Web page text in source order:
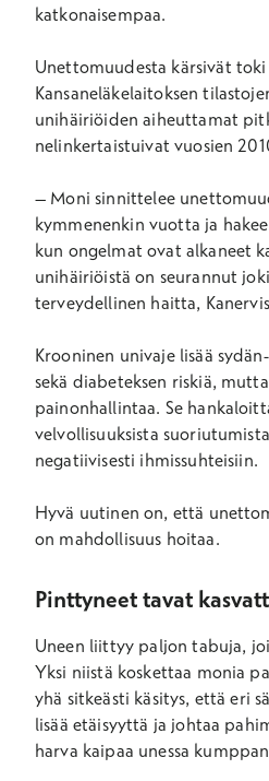
katkonaisempaa.
Unettomuudesta kärsivät
Kansaneläkelaitoksen
unihäiriöiden aiheuttamat
nelinkertaistuivat vuosien
– Moni sinnittelee
kymmenenkin vuotta ja
kun ongelmat ovat alkaneet
unihäiriöistä on seurannut
terveydellinen haitta,
Krooninen univaje lisää
sekä diabeteksen riskiä,
painonhallintaa. Se
velvollisuuksista
negatiivisesti ihmissuhteisiin.
Hyvä uutinen on, että
on mahdollisuus hoitaa.
Pinttyneet tavat
Uneen liittyy paljon tabuja,
Yksi niistä koskettaa monia
yhä sitkeästi käsitys, että eri
lisää etäisyyttä ja johtaa
harva kaipaa unessa